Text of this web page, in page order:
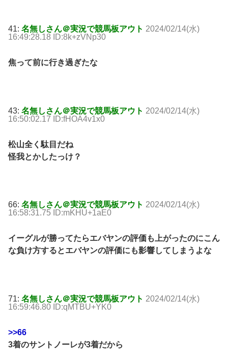
41: 名無しさん＠実況で競馬板アウト 2024/02/14(水)
16:49:28.18 ID:8k+zVNp30
焦って前に行き過ぎたな
43: 名無しさん＠実況で競馬板アウト 2024/02/14(水)
16:50:02.17 ID:fHOA4v1x0
松山全く駄目だね
怪我とかしたっけ？
66: 名無しさん＠実況で競馬板アウト 2024/02/14(水)
16:58:31.75 ID:mKHU+1aE0
イーグルが勝ってたらエバヤンの評価も上がったのにこん
な負け方するとエバヤンの評価にも影響してしまうよな
71: 名無しさん＠実況で競馬板アウト 2024/02/14(水)
16:59:46.80 ID:qMTBU+YK0
>>66
3着のサントノーレが3着だから